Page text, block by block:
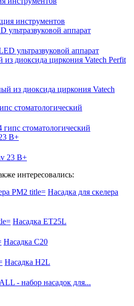
ультразвуковой аппарат
диоксида циркония Vatech Perfit
стоматологический
B+
интересовались:
Насадка для скелера
Насадка ET25L
Насадка C20
Насадка H2L
- набор насадок для...